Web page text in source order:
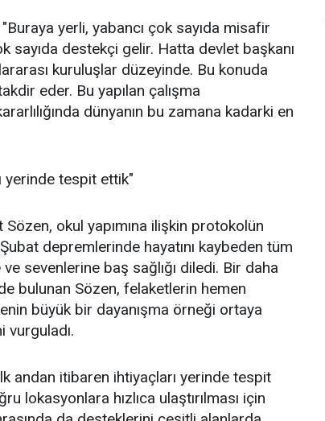
yerli, yabancı çok sayıda misafir
sayıda destekçi gelir. Hatta devlet başkanı
kuruluşlar düzeyinde. Bu konuda
eder. Bu yapılan çalışma
dünyanın bu zamana kadarki en
yerinde tespit ettik"
Sözen, okul yapımına ilişkin protokolün
depremlerinde hayatını kaybeden tüm
sevenlerine baş sağlığı diledi. Bir daha
bulunan Sözen, felaketlerin hemen
büyük bir dayanışma örneği ortaya
vurguladı.
andan itibaren ihtiyaçları yerinde tespit
lokasyonlara hızlıca ulaştırılması için